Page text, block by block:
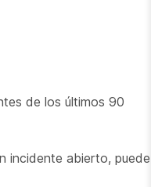
de los últimos 90
incidente abierto, puede